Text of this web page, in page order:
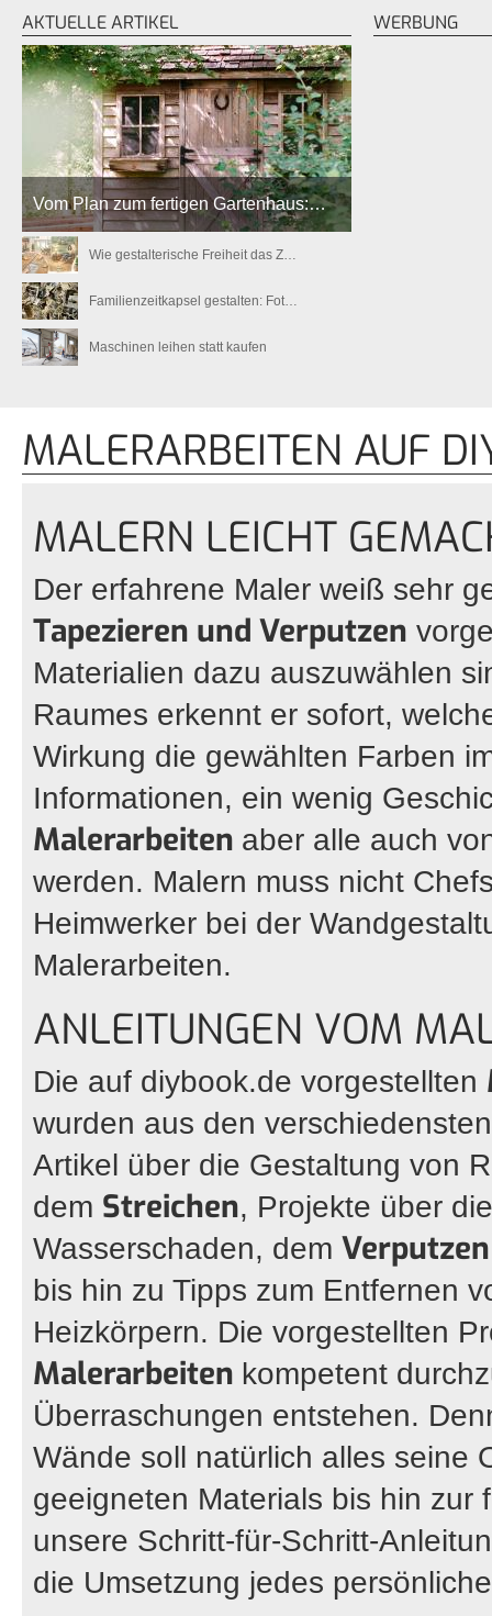
AKTUELLE ARTIKEL
Vom Plan zum fertigen Gartenhaus:…
Wie gestalterische Freiheit das Z…
Familienzeitkapsel gestalten: Fot…
Maschinen leihen statt kaufen
WERBUNG
MALERARBEITEN AUF
MALERN LEICHT
Der erfahrene Maler weiß sehr
Tapezieren und Verputzen
Materialien dazu auszuwählen
Raumes erkennt er sofort,
Wirkung die gewählten Farben
Informationen, ein wenig
Malerarbeiten aber alle auch
werden. Malern muss nicht
Heimwerker bei der
Malerarbeiten.
ANLEITUNGEN VOM
Die auf diybook.de vorgestellten
wurden aus den
Artikel über die Gestaltung von
dem Streichen, Projekte über
Wasserschaden, dem
bis hin zu Tipps zum Entfernen
Heizkörpern. Die vorgestellten
Malerarbeiten kompetent
Überraschungen entstehen.
Wände soll natürlich alles seine
geeigneten Materials bis hin zur
unsere Schritt-für-Schritt-
die Umsetzung jedes